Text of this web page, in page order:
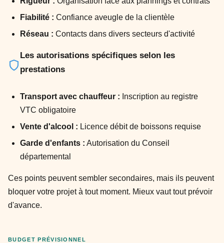
Fiabilité : Confiance aveugle de la clientèle
Réseau : Contacts dans divers secteurs d'activité
Les autorisations spécifiques selon les
prestations
Transport avec chauffeur : Inscription au registre
VTC obligatoire
Vente d'alcool : Licence débit de boissons requise
Garde d'enfants : Autorisation du Conseil
départemental
Ces points peuvent sembler secondaires, mais ils peuvent
bloquer votre projet à tout moment. Mieux vaut tout prévoir
d'avance.
BUDGET PRÉVISIONNEL